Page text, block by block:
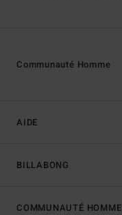
AIDE
BILLABONG
Communauté Homme
COMMUNAUTÉ HOMME